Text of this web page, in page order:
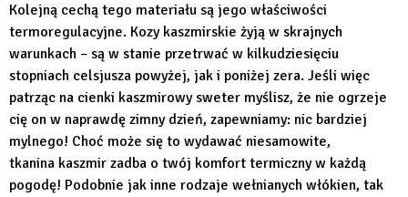
Kolejną cechą tego materiału są jego właściwości
termoregulacyjne. Kozy kaszmirskie żyją w skrajnych
warunkach – są w stanie przetrwać w kilkudziesięciu
stopniach celsjusza powyżej, jak i poniżej zera. Jeśli więc
patrząc na cienki kaszmirowy sweter myślisz, że nie ogrzeje
cię on w naprawdę zimny dzień, zapewniamy: nic bardziej
mylnego! Choć może się to wydawać niesamowite,
tkanina kaszmir zadba o twój komfort termiczny w każdą
pogodę! Podobnie jak inne rodzaje wełnianych włókien, tak